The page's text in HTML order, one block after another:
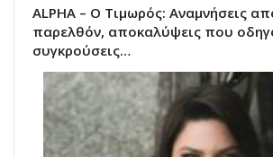
ALPHA – Ο Τιμωρός: Αναμνήσεις
παρελθόν, αποκαλύψεις που
συγκρούσεις…